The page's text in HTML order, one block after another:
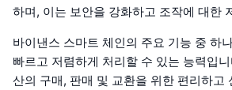
하며, 이는 보안을 강화하고 조작에 대한
바이낸스 스마트 체인의 주요 기능 중 하
빠르고 저렴하게 처리할 수 있는 능력입
산의 구매, 판매 및 교환을 위한 편리하고